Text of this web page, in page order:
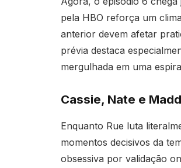
pela HBO reforça um
anterior devem afetar
prévia destaca
mergulhada em uma
Cassie, Nate e
Enquanto Rue luta
momentos decisivos da
obsessiva por validação